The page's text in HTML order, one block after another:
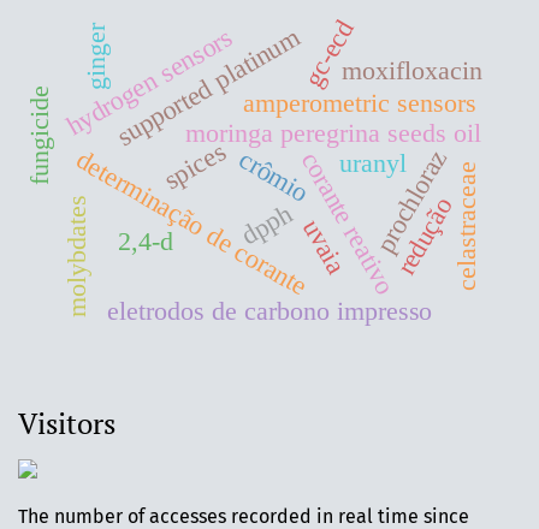
moringa peregrina seeds oil
supported platinum
corante reativo
eletrodos de carbono impresso
determinação de corante
hydrogen sensorsamperometric sensors
ginger
prochloraz
fungicide spices
gc-ecdmoxifloxacin
molybdates 2,4-d
crômio
reduçãocelastraceae
uranyl
dpphuvaia
Visitors
The number of accesses recorded in real time since